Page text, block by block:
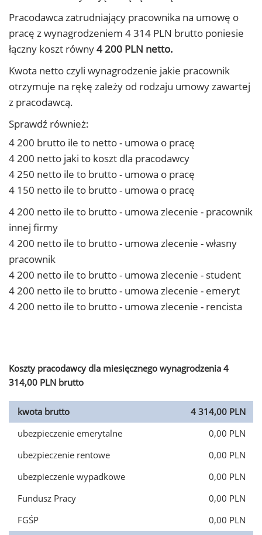
Pracodawca zatrudniający pracownika na umowę o
pracę z wynagrodzeniem 4 314 PLN brutto poniesie
łączny koszt równy4 200 PLN netto.
Kwota netto czyli wynagrodzenie jakie pracownik
otrzymuje na rękę zależy od rodzaju umowy zawartej
z pracodawcą.
Sprawdź również:
4 200 brutto ile to netto - umowa o pracę
4 200 netto jaki to koszt dla pracodawcy
4 250 netto ile to brutto - umowa o pracę
4 150 netto ile to brutto - umowa o pracę
4 200 netto ile to brutto - umowa zlecenie - pracownik
innej firmy
4 200 netto ile to brutto - umowa zlecenie - własny
pracownik
4 200 netto ile to brutto - umowa zlecenie - student
4 200 netto ile to brutto - umowa zlecenie - emeryt
4 200 netto ile to brutto - umowa zlecenie - rencista
Koszty pracodawcy dla miesięcznego wynagrodzenia 4
314,00 PLN brutto
kwota brutto
4 314,00 PLN
ubezpieczenie emerytalne
0,00 PLN
ubezpieczenie rentowe
0,00 PLN
ubezpieczenie wypadkowe
0,00 PLN
Fundusz Pracy
0,00 PLN
FGŚP
0,00 PLN